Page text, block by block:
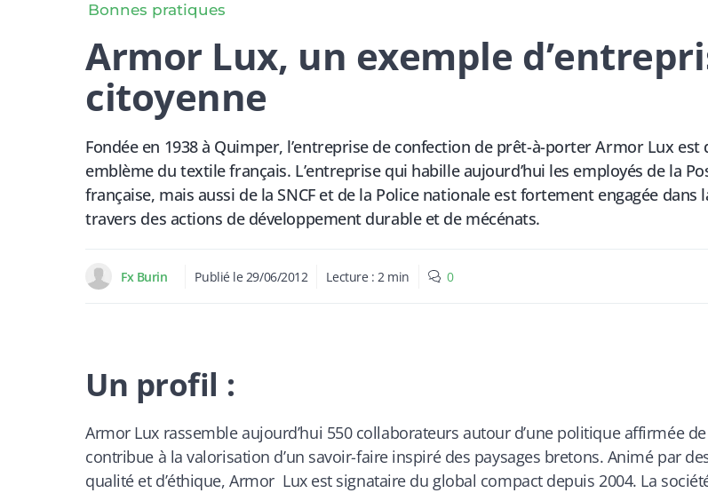
Bonnes pratiques
Armor Lux, un exemple
citoyenne
Fondée en 1938 à Quimper, l’entreprise de confection de prêt-à-porter Armor Lux est
emblème du textile français. L’entreprise qui habille aujourd’hui les employés de la
française, mais aussi de la SNCF et de la Police nationale est fortement engagée dans
travers des actions de développement durable et de mécénats.
Fx Burin Publié le 29/06/2012 Lecture : 2 min 0
Un profil :
Armor Lux rassemble aujourd’hui 550 collaborateurs autour d’une politique affirmée de
contribue à la valorisation d’un savoir-faire inspiré des paysages bretons. Animé par
qualité et d’éthique, Armor Lux est signataire du global compact depuis 2004. La